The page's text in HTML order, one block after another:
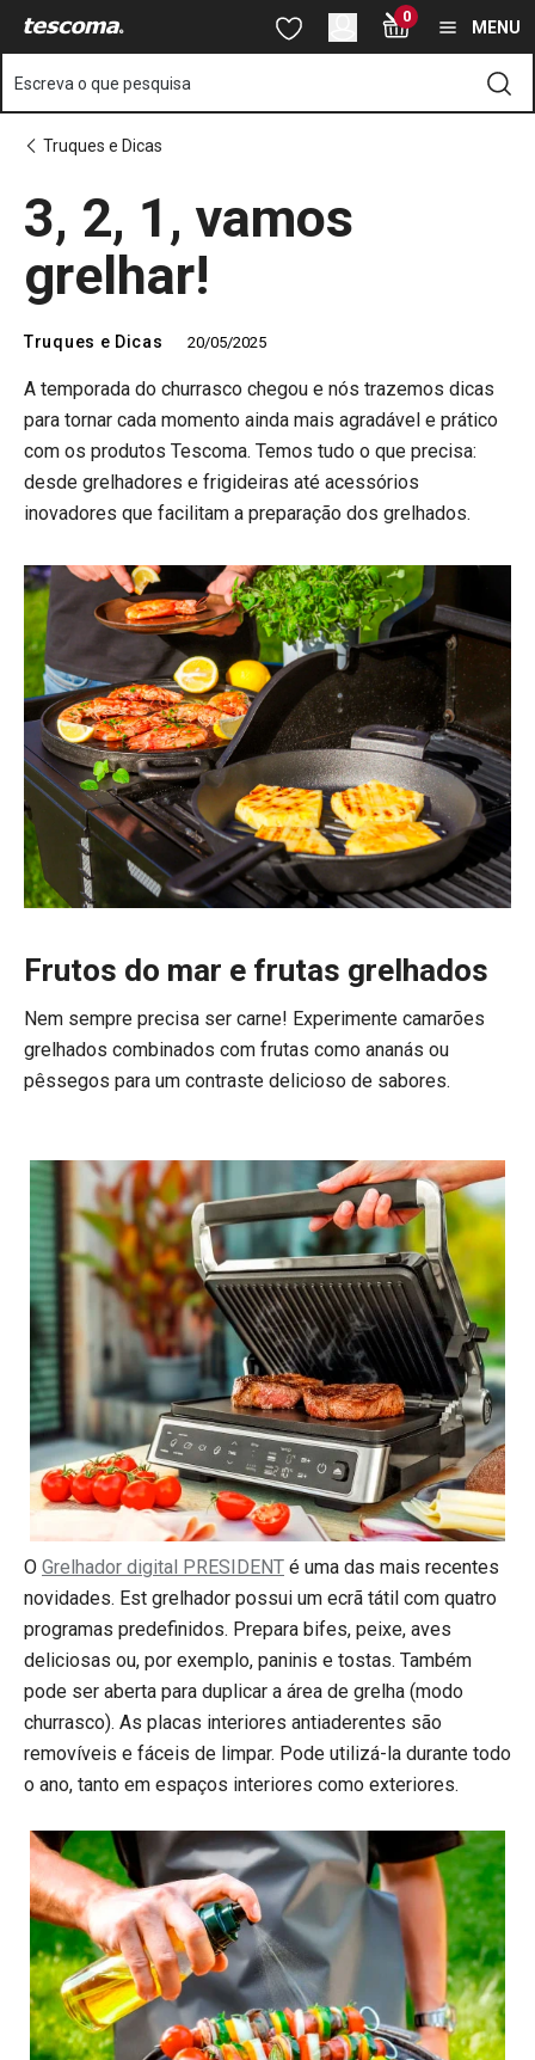
Saltar para o conteúdo principal
Saltar para a pesquisa
Saltar para a navegação 0
MENU
Escreva o que pesquisa
Truques e Dicas
3, 2, 1, vamos
grelhar!
Truques e Dicas 20/05/2025
A temporada do churrasco chegou e nós trazemos dicas
para tornar cada momento ainda mais agradável e prático
com os produtos Tescoma. Temos tudo o que precisa:
desde grelhadores e frigideiras até acessórios
inovadores que facilitam a preparação dos grelhados.
Frutos do mar e frutas grelhados
Nem sempre precisa ser carne! Experimente camarões
grelhados combinados com frutas como ananás ou
pêssegos para um contraste delicioso de sabores.
O Grelhador digital PRESIDENT é uma das mais recentes
novidades. Est grelhador possui um ecrã tátil com quatro
programas predefinidos. Prepara bifes, peixe, aves
deliciosas ou, por exemplo, paninis e tostas. Também
pode ser aberta para duplicar a área de grelha (modo
churrasco). As placas interiores antiaderentes são
removíveis e fáceis de limpar. Pode utilizá-la durante todo
o ano, tanto em espaços interiores como exteriores.